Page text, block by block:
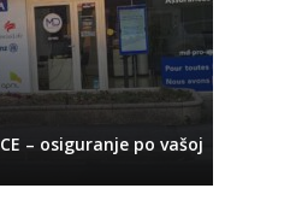
– osiguranje po vašoj